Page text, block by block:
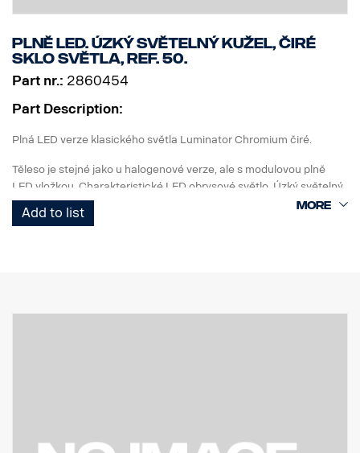
Plně LED. Úzký světelný kužel, čiré
sklo světla, Ref. 50.
Part nr.: 2860454
Part Description:
Plná LED verze klasického světla Luminator Chromium čiré.
Těleso je stejné jako u halogenové verze, ale s modulovou plně
LED vložkou. Charakteristické LED obrysové světlo. Úzký světelný
kužel. Ref. 50.
Add to list